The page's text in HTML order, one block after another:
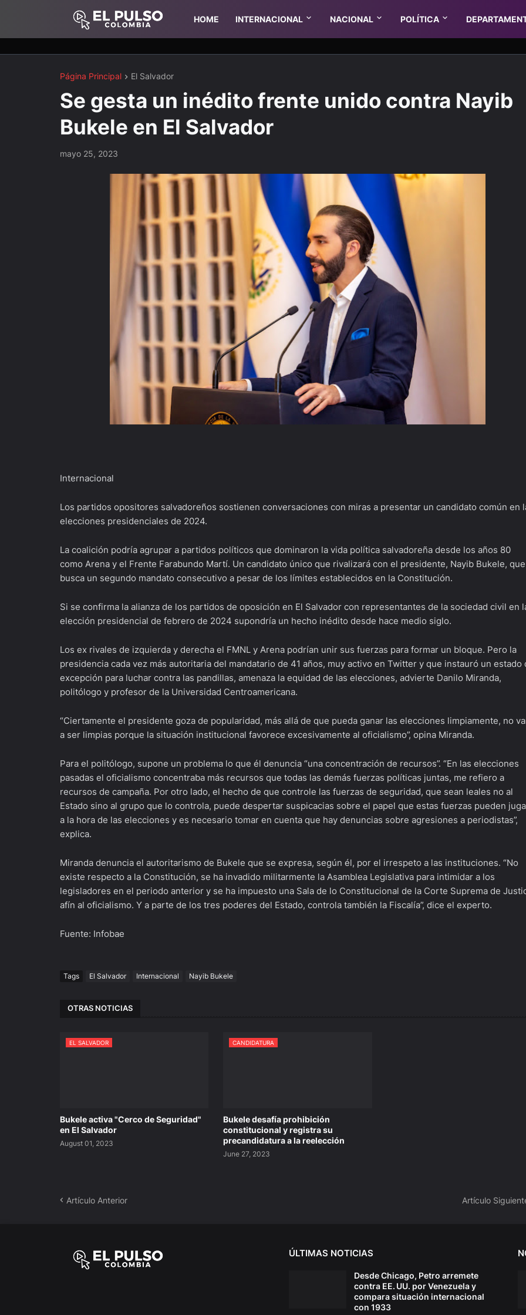
HOME INTERNACIONAL NACIONAL POLÍTICA
Página Principal El Salvador
Se gesta un inédito frente unido contra Nayib
Bukele en El Salvador
mayo 25, 2023
Internacional
Los partidos opositores salvadoreños sostienen conversaciones con miras a presentar un candidato común en
elecciones presidenciales de 2024.
La coalición podría agrupar a partidos políticos que dominaron la vida política salvadoreña desde los años 80
como Arena y el Frente Farabundo Martí. Un candidato único que rivalizará con el presidente, Nayib Bukele, que
busca un segundo mandato consecutivo a pesar de los límites establecidos en la Constitución.
Si se confirma la alianza de los partidos de oposición en El Salvador con representantes de la sociedad civil en
elección presidencial de febrero de 2024 supondría un hecho inédito desde hace medio siglo.
Los ex rivales de izquierda y derecha el FMNL y Arena podrían unir sus fuerzas para formar un bloque. Pero la
presidencia cada vez más autoritaria del mandatario de 41 años, muy activo en Twitter y que instauró un estado
excepción para luchar contra las pandillas, amenaza la equidad de las elecciones, advierte Danilo Miranda,
politólogo y profesor de la Universidad Centroamericana.
“Ciertamente el presidente goza de popularidad, más allá de que pueda ganar las elecciones limpiamente, no
a ser limpias porque la situación institucional favorece excesivamente al oficialismo”, opina Miranda.
Para el politólogo, supone un problema lo que él denuncia “una concentración de recursos”. “En las elecciones
pasadas el oficialismo concentraba más recursos que todas las demás fuerzas políticas juntas, me refiero a
recursos de campaña. Por otro lado, el hecho de que controle las fuerzas de seguridad, que sean leales no al
Estado sino al grupo que lo controla, puede despertar suspicacias sobre el papel que estas fuerzas pueden
a la hora de las elecciones y es necesario tomar en cuenta que hay denuncias sobre agresiones a periodistas”,
explica.
Miranda denuncia el autoritarismo de Bukele que se expresa, según él, por el irrespeto a las instituciones. “No
existe respecto a la Constitución, se ha invadido militarmente la Asamblea Legislativa para intimidar a los
legisladores en el periodo anterior y se ha impuesto una Sala de lo Constitucional de la Corte Suprema de
afín al oficialismo. Y a parte de los tres poderes del Estado, controla también la Fiscalía”, dice el experto.
Fuente: Infobae
Tags El Salvador Internacional Nayib Bukele
OTRAS NOTICIAS
EL SALVADOR
Bukele activa "Cerco de Seguridad"
en El Salvador
August 01, 2023
CANDIDATURA
Bukele desafía prohibición
constitucional y registra su
precandidatura a la reelección
June 27, 2023
Artículo Anterior Artículo
ÚLTIMAS NOTICIAS
Desde Chicago, Petro arremete
contra EE. UU. por Venezuela y
compara situación internacional
con 1933